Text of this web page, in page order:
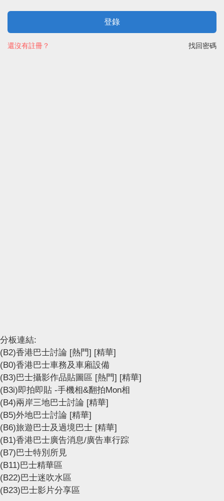
登錄
找回密碼
還沒有註冊？
分板連結:
(B2)香港巴士討論 [熱門] [精華]
(B0)香港巴士車務及車廂設備
(B3)巴士攝影作品貼圖區 [熱門] [精華]
(B3i)即拍即貼 -手機相&翻拍Mon相
(B4)兩岸三地巴士討論 [精華]
(B5)外地巴士討論 [精華]
(B6)旅遊巴士及過境巴士 [精華]
(B1)香港巴士廣告消息/廣告車行踪
(B7)巴士特別所見
(B11)巴士精華區
(B22)巴士迷吹水區
(B23)巴士影片分享區